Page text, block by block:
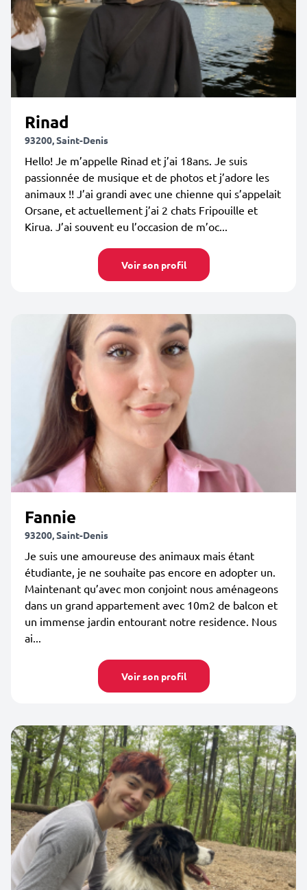
Rinad
93200, Saint-Denis
Hello! Je m’appelle Rinad et j’ai 18ans. Je suis
passionnée de musique et de photos et j’adore les
animaux !! J’ai grandi avec une chienne qui s’appelait
Orsane, et actuellement j’ai 2 chats Fripouille et
Kirua. J’ai souvent eu l’occasion de m’oc...
Voir son profil
Fannie
93200, Saint-Denis
Je suis une amoureuse des animaux mais étant
étudiante, je ne souhaite pas encore en adopter un.
Maintenant qu’avec mon conjoint nous aménageons
dans un grand appartement avec 10m2 de balcon et
un immense jardin entourant notre residence. Nous
ai...
Voir son profil